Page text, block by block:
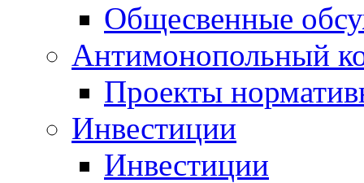
Общесвенные
Антимонопольный
Проекты
Инвестиции
Инвестиции